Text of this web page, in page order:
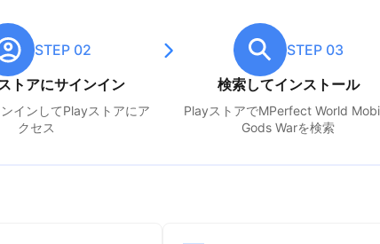
STEP 02
トアにサインイン
インしてPlayストアにア
クセス
STEP 03
検索してインストール
PlayストアでMPerfect World
Gods Warを検索